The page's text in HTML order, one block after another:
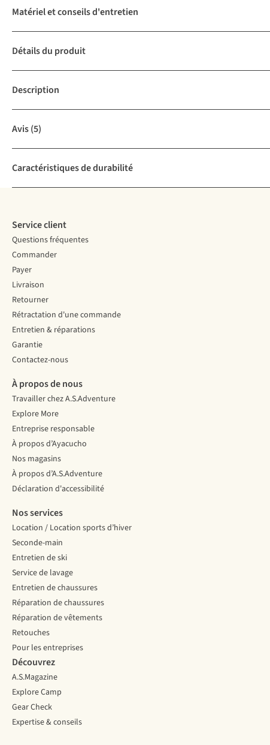
Matériel et conseils d'entretien
Détails du produit
Description
Avis(5)
Caractéristiques de durabilité
Service client
Questions fréquentes
Commander
Payer
Livraison
Retourner
Rétractation d'une commande
Entretien & réparations
Garantie
Contactez-nous
À propos de nous
Travailler chez A.S.Adventure
Explore More
Entreprise responsable
À propos d’Ayacucho
Nos magasins
À propos d’A.S.Adventure
Déclaration d'accessibilité
Nos services
Location / Location sports d’hiver
Seconde-main
Entretien de ski
Service de lavage
Entretien de chaussures
Réparation de chaussures
Réparation de vêtements
Retouches
Pour les entreprises
Découvrez
A.S.Magazine
Explore Camp
Gear Check
Expertise & conseils